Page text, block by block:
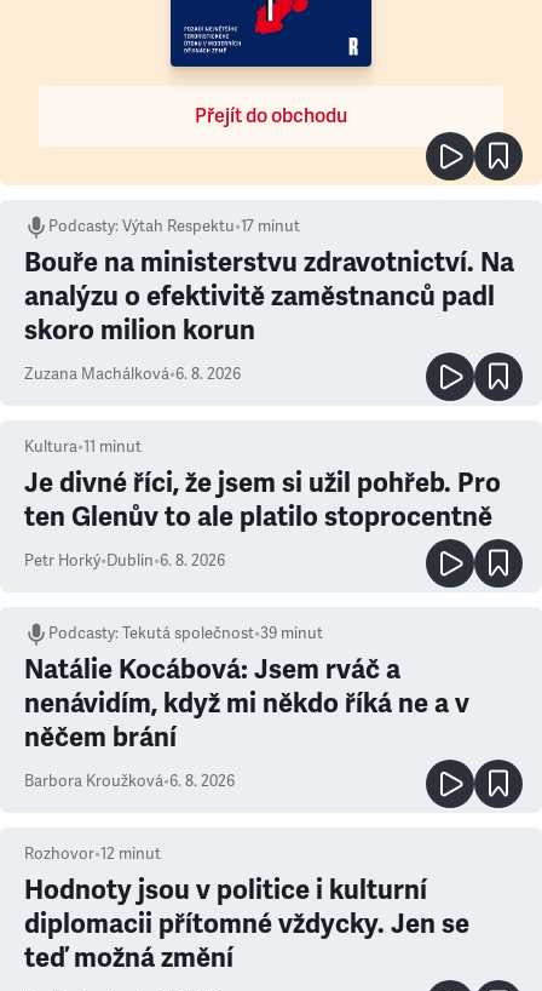
Přejít do obchodu
Podcasty:Výtah Respektu•17 minut
Bouře na ministerstvu zdravotnictví. Na
analýzu o efektivitě zaměstnanců padl
skoro milion korun
Zuzana Machálková•6. 8. 2026
Kultura•11 minut
Je divné říci, že jsem si užil pohřeb. Pro
ten Glenův to ale platilo stoprocentně
Petr Horký•Dublin•6. 8. 2026
Podcasty:Tekutá společnost•39 minut
Natálie Kocábová: Jsem rváč a
nenávidím, když mi někdo říká ne a v
něčem brání
Barbora Kroužková•6. 8. 2026
Rozhovor•12 minut
Hodnoty jsou v politice i kulturní
diplomacii přítomné vždycky. Jen se
teď možná změní